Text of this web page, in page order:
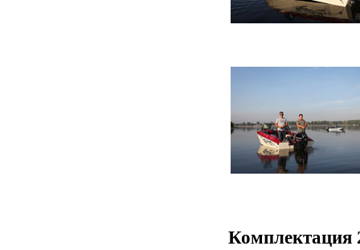
Комплектация